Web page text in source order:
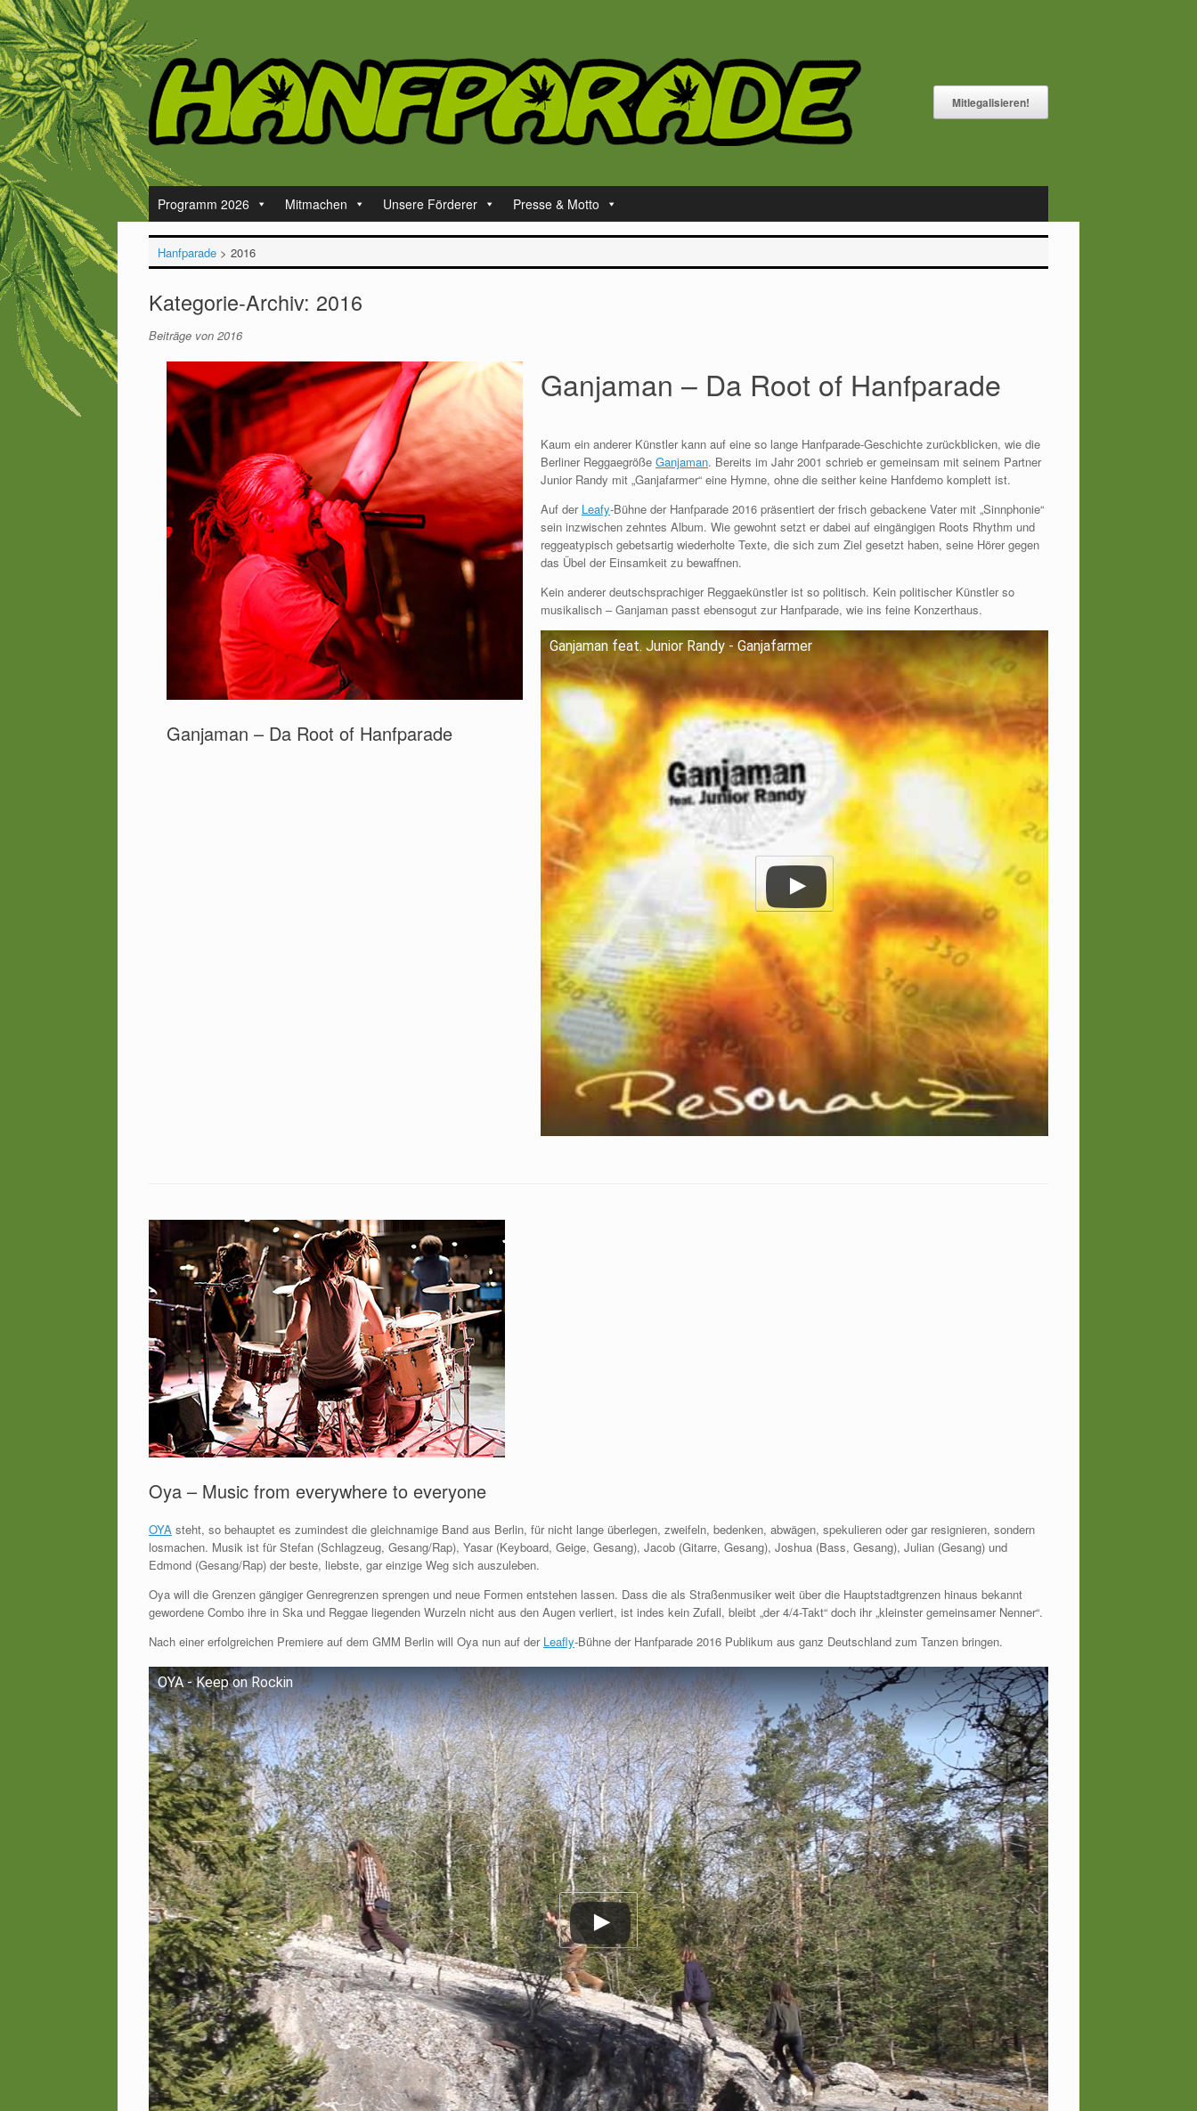
Zum
Inhalt
springen
Mitlegalisieren!
Programm 2026 Mitmachen Unsere Förderer Presse & Motto
Hanfparade> 2016
Kategorie-Archiv: 2016
Beiträge von 2016
Ganjaman – Da Root of Hanfparade
Ganjaman – Da Root of Hanfparade
Kaum ein anderer Künstler kann auf eine so lange Hanfparade-Geschichte zurückblicken, wie die
Berliner Reggaegröße Ganjaman. Bereits im Jahr 2001 schrieb er gemeinsam mit seinem Partner
Junior Randy mit „Ganjafarmer“ eine Hymne, ohne die seither keine Hanfdemo komplett ist.
Auf der Leafy-Bühne der Hanfparade 2016 präsentiert der frisch gebackene Vater mit „Sinnphonie“
sein inzwischen zehntes Album. Wie gewohnt setzt er dabei auf eingängigen Roots Rhythm und
reggeatypisch gebetsartig wiederholte Texte, die sich zum Ziel gesetzt haben, seine Hörer gegen
das Übel der Einsamkeit zu bewaffnen.
Kein anderer deutschsprachiger Reggaekünstler ist so politisch. Kein politischer Künstler so
musikalisch – Ganjaman passt ebensogut zur Hanfparade, wie ins feine Konzerthaus.
Ganjaman feat. Junior Randy - Ganjafarmer
Oya – Music from everywhere to everyone
OYA steht, so behauptet es zumindest die gleichnamige Band aus Berlin, für nicht lange überlegen, zweifeln, bedenken, abwägen, spekulieren oder gar resignieren, sondern
losmachen. Musik ist für Stefan (Schlagzeug, Gesang/Rap), Yasar (Keyboard, Geige, Gesang), Jacob (Gitarre, Gesang), Joshua (Bass, Gesang), Julian (Gesang) und
Edmond (Gesang/Rap) der beste, liebste, gar einzige Weg sich auszuleben.
Oya will die Grenzen gängiger Genregrenzen sprengen und neue Formen entstehen lassen. Dass die als Straßenmusiker weit über die Hauptstadtgrenzen hinaus bekannt
gewordene Combo ihre in Ska und Reggae liegenden Wurzeln nicht aus den Augen verliert, ist indes kein Zufall, bleibt „der 4/4-Takt“ doch ihr „kleinster gemeinsamer Nenner“.
Nach einer erfolgreichen Premiere auf dem GMM Berlin will Oya nun auf der Leafly-Bühne der Hanfparade 2016 Publikum aus ganz Deutschland zum Tanzen bringen.
OYA - Keep on Rockin